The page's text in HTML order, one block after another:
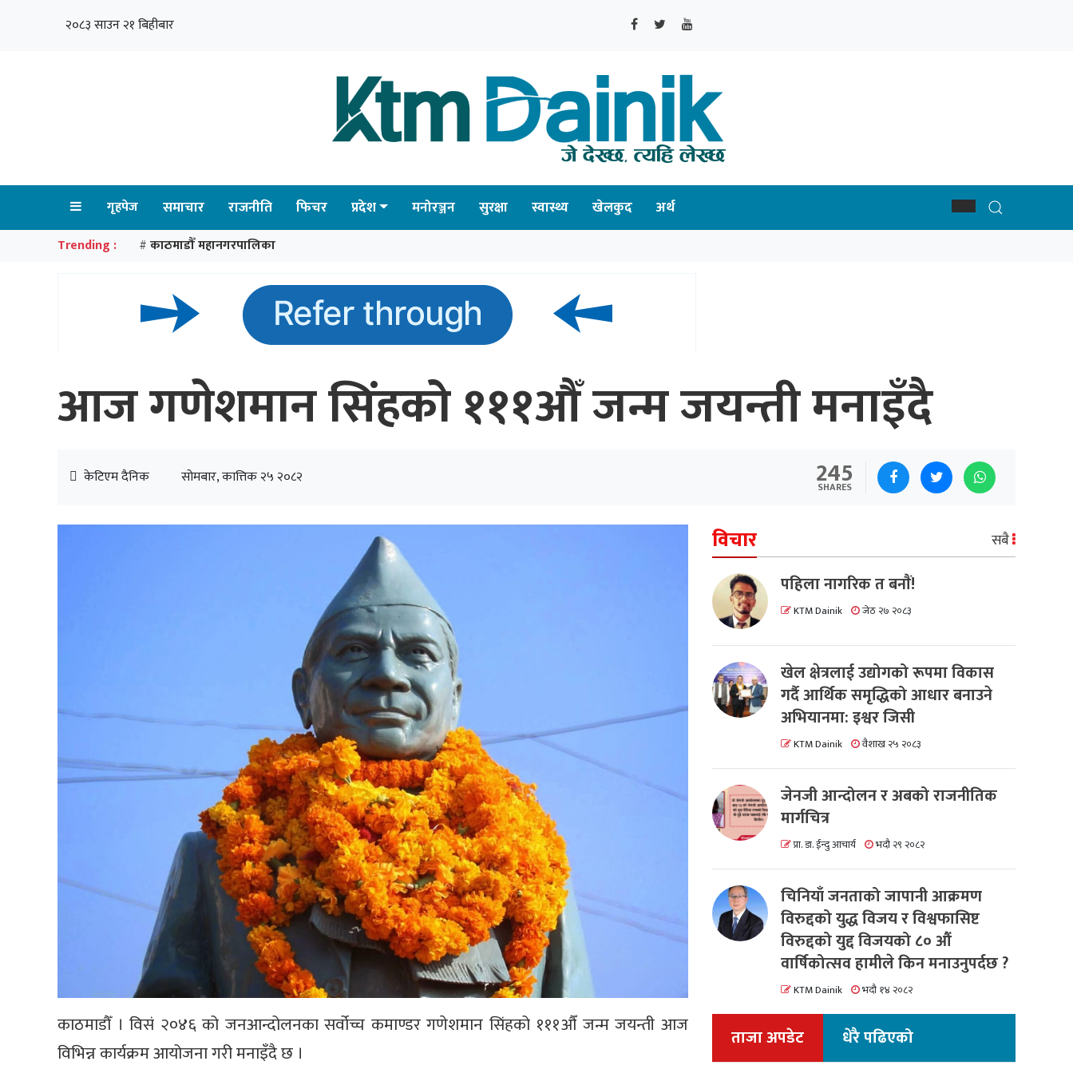
२०८३ साउन २१ बिहीबार
गृहपेज समाचार राजनीति फिचर प्रदेश मनोरञ्जन सुरक्षा स्वास्थ्य खेलकुद अर्थ
Trending : # काठमाडौँ महानगरपालिका
आज गणेशमान सिंहको १११औँ जन्म जयन्ती मनाइँदै
केटिएम दैनिक सोमबार, कात्तिक २५ २०८२ 245
SHARES
काठमाडौँ । विसं २०४६ को जनआन्दोलनका सर्वोच्च कमाण्डर गणेशमान सिंहको १११औँ जन्म जयन्ती आज
विभिन्न कार्यक्रम आयोजना गरी मनाइँदै छ ।
विचार सबै
पहिला नागरिक त बनाैं!
KTM Dainik जेठ २७ २०८३
खेल क्षेत्रलाई उद्योगको रूपमा विकास
गर्दै आर्थिक समृद्धिको आधार बनाउने
अभियानमा: इश्वर जिसी
KTM Dainik वैशाख २५ २०८३
जेनजी आन्दोलन र अबको राजनीतिक
मार्गचित्र
प्रा. डा. ईन्दु आचार्य भदौ २९ २०८२
चिनियाँ जनताको जापानी आक्रमण
विरुद्दको युद्ध विजय र विश्वफासिष्ट
विरुद्दको युद्द विजयको ८० औं
वार्षिकोत्सव हामीले किन मनाउनुपर्दछ ?
KTM Dainik भदौ १४ २०८२
ताजा अपडेट धेरै पढिएको